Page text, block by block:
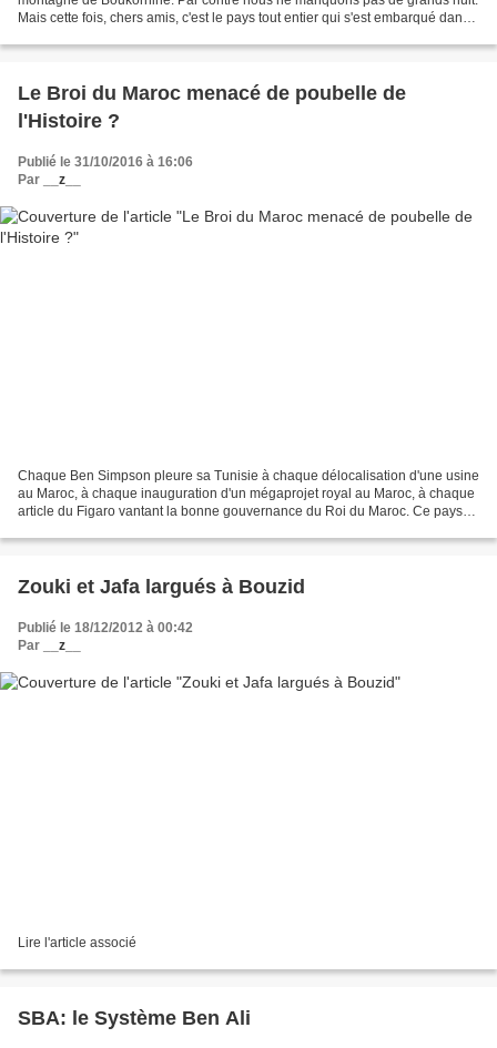
Mais cette fois, chers amis, c'est le pays tout entier qui s'est embarqué dans
Le Broi du Maroc menacé de poubelle de
l'Histoire ?
Publié le 31/10/2016 à 16:06
Par
__z__
Chaque Ben Simpson pleure sa Tunisie à chaque délocalisation d'une usine
au Maroc, à chaque inauguration d'un mégaprojet royal au Maroc, à chaque
article du Figaro vantant la bonne gouvernance du Roi du Maroc. Ce pays
Zouki et Jafa largués à Bouzid
Publié le 18/12/2012 à 00:42
Par
__z__
Lire l'article associé
SBA: le Système Ben Ali